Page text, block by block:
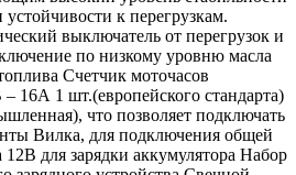
к перегрузкам.
выключатель от перегрузок и
по низкому уровню масла
Счетчик моточасов
16А 1 шт.(европейского стандарта)
что позволяет подключать
Вилка, для подключения общей
для зарядки аккумулятора Набор